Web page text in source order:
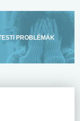
PROBLÉMÁK